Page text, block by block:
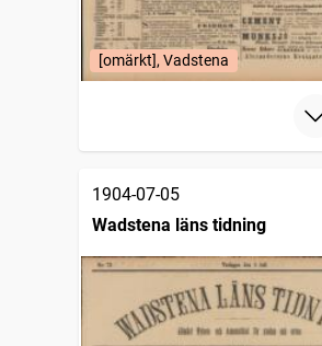
[omärkt], Vadstena
1904-07-05
Wadstena läns tidning